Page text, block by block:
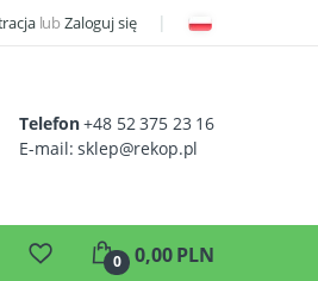
lub Zaloguj się
Telefon +48 52 375 23 16
E-mail:sklep@rekop.pl
0 0,00 PLN